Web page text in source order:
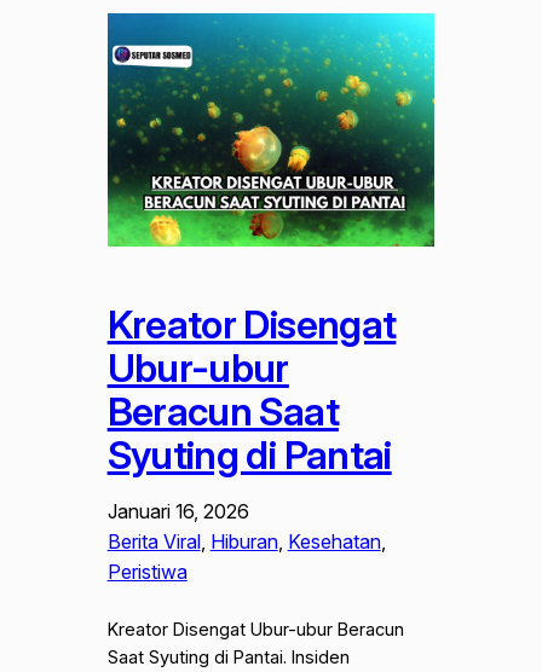
Kreator Disengat
Ubur-ubur
Beracun Saat
Syuting di Pantai
Januari 16, 2026
Berita Viral, Hiburan, Kesehatan
Peristiwa
Kreator Disengat Ubur-ubur Beracun
Saat Syuting di Pantai. Insiden